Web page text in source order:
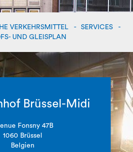
VERKEHRSMITTEL
SERVICES
UND GLEISPLAN
Brüssel-Midi
Fonsny 47B
1060 Brüssel
Belgien